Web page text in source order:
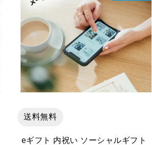
送料無料
eギフト 内祝い ソーシャルギフト